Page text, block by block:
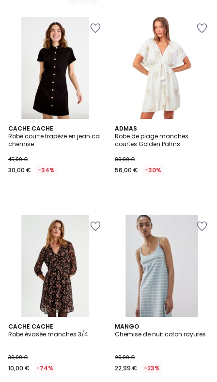
CACHE CACHE
Robe courte trapèze en jean col
chemise
45,99 €
30,00 € -34%
ADMAS
Robe de plage manches
courtes Golden Palms
80,00 €
56,00 € -30%
CACHE CACHE
Robe évasée manches 3/4
39,99 €
10,00 € -74%
MANGO
Chemise de nuit coton rayures
29,99 €
22,99 € -23%
2
Couleurs